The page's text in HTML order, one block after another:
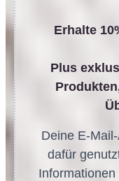
Erhalte
Plus
Deine E-
dafür